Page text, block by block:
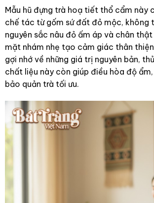
Mẫu hũ đựng trà hoạ tiết thổ cẩm này
chế tác từ gốm sứ đất đỏ mộc, không
nguyên sắc nâu đỏ ấm áp và chân
mặt nhám nhẹ tạo cảm giác thân
gợi nhớ về những giá trị nguyên bản,
chất liệu này còn giúp điều hòa độ
bảo quản trà tối ưu.